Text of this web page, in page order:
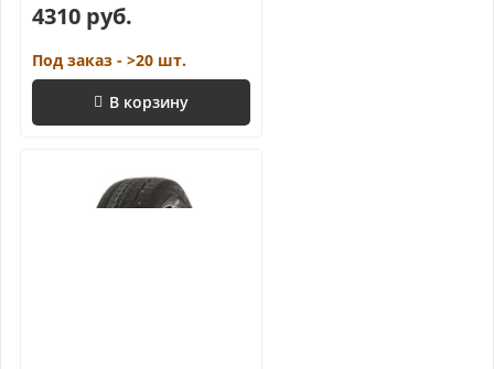
4310 руб.
Под заказ - >20 шт.
В корзину